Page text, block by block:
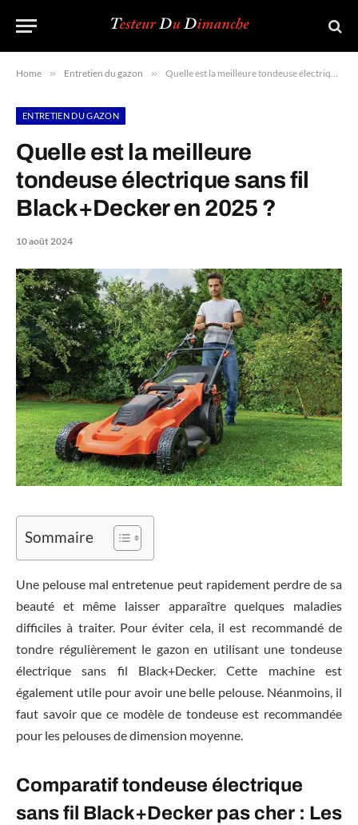
Home » Entretien du gazon » Quelle est la meilleure tondeuse électrique sans fil Black+Decker en 2025 ?
ENTRETIEN DU GAZON
Quelle est la meilleure
tondeuse électrique sans fil
Black+Decker en 2025 ?
10 août 2024
Sommaire
Une pelouse mal entretenue peut rapidement perdre de sa
beauté et même laisser apparaître quelques maladies
difficiles à traiter. Pour éviter cela, il est recommandé de
tondre régulièrement le gazon en utilisant une tondeuse
électrique sans fil Black+Decker. Cette machine est
également utile pour avoir une belle pelouse. Néanmoins, il
faut savoir que ce modèle de tondeuse est recommandée
pour les pelouses de dimension moyenne.
Comparatif tondeuse électrique
sans fil Black+Decker pas cher : Les